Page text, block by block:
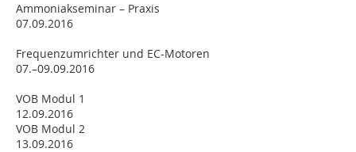
Ammoniakseminar – Praxis
07.09.2016
Frequenzumrichter und EC-Motoren
07.–09.09.2016
VOB Modul 1
12.09.2016
VOB Modul 2
13.09.2016